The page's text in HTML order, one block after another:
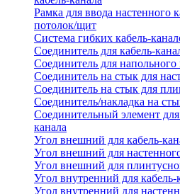
Рамка для ввода настенного
потолок/щит
Система гибких кабель-
Соединитель для кабель-
Соединитель для напольного
Соединитель на стык для
Соединитель на стык для
Соединитель/накладка на
Соединительный элемент
канала
Угол внешний для кабель-
Угол внешний для
Угол внешний для
Угол внутренний для кабель-
Угол внутренний для